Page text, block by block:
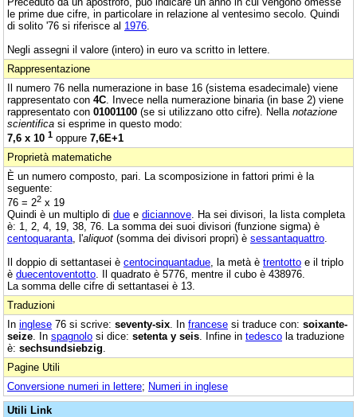
le prime due cifre, in particolare in relazione al ventesimo secolo. Quindi
di solito '76 si riferisce al 1976
Negli assegni il valore (intero) in euro va scritto in lettere.
Rappresentazione
Il numero 76 nella numerazione in base 16 (sistema esadecimale) viene
rappresentato con 4C . Invece nella numerazione binaria (in base 2) viene
rappresentato con 01001100 (se si utilizzano otto cifre). Nella notazione
scientifica si esprime in questo modo:
7,6 x 10 1 oppure 7,6E+1
Proprietà matematiche
È un numero composto, pari. La scomposizione in fattori primi è la
seguente:
76 = 22 x 19
Quindi è un multiplo di due e diciannove . Ha sei divisori, la lista completa
è: 1, 2, 4, 19, 38, 76. La somma dei suoi divisori (funzione sigma) è
centoquaranta , l'aliquot (somma dei divisori propri) è sessantaquattro
Il doppio di settantasei è centocinquantadue , la metà è trentotto e il triplo
è duecentoventotto . Il quadrato è 5776, mentre il cubo è 438976.
La somma delle cifre di settantasei è 13.
Traduzioni
In inglese 76 si scrive: seventy-six . In francese si traduce con: soixante-
seize . In spagnolo si dice: setenta y seis . Infine in tedesco la traduzione
è: sechsundsiebzig
Pagine Utili
Conversione numeri in lettere; Numeri in inglese
Utili Link